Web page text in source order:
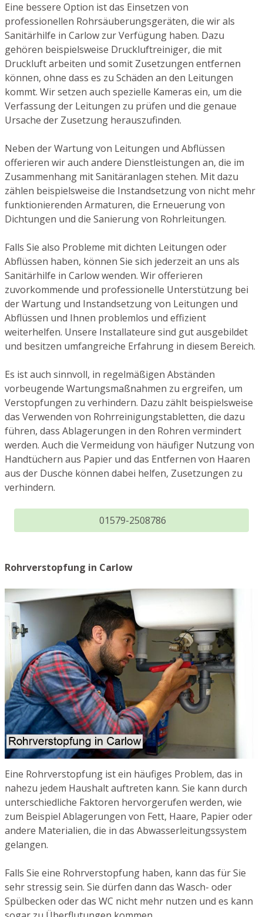
Eine bessere Option ist das Einsetzen von
professionellen Rohrsäuberungsgeräten, die wir als
Sanitärhilfe in Carlow zur Verfügung haben. Dazu
gehören beispielsweise Druckluftreiniger, die mit
Druckluft arbeiten und somit Zusetzungen entfernen
können, ohne dass es zu Schäden an den Leitungen
kommt. Wir setzen auch spezielle Kameras ein, um die
Verfassung der Leitungen zu prüfen und die genaue
Ursache der Zusetzung herauszufinden.
Neben der Wartung von Leitungen und Abflüssen
offerieren wir auch andere Dienstleistungen an, die im
Zusammenhang mit Sanitäranlagen stehen. Mit dazu
zählen beispielsweise die Instandsetzung von nicht mehr
funktionierenden Armaturen, die Erneuerung von
Dichtungen und die Sanierung von Rohrleitungen.
Falls Sie also Probleme mit dichten Leitungen oder
Abflüssen haben, können Sie sich jederzeit an uns als
Sanitärhilfe in Carlow wenden. Wir offerieren
zuvorkommende und professionelle Unterstützung bei
der Wartung und Instandsetzung von Leitungen und
Abflüssen und Ihnen problemlos und effizient
weiterhelfen. Unsere Installateure sind gut ausgebildet
und besitzen umfangreiche Erfahrung in diesem Bereich.
Es ist auch sinnvoll, in regelmäßigen Abständen
vorbeugende Wartungsmaßnahmen zu ergreifen, um
Verstopfungen zu verhindern. Dazu zählt beispielsweise
das Verwenden von Rohrreinigungstabletten, die dazu
führen, dass Ablagerungen in den Rohren vermindert
werden. Auch die Vermeidung von häufiger Nutzung von
Handtüchern aus Papier und das Entfernen von Haaren
aus der Dusche können dabei helfen, Zusetzungen zu
verhindern.
01579-2508786
Rohrverstopfung in Carlow
Eine Rohrverstopfung ist ein häufiges Problem, das in
nahezu jedem Haushalt auftreten kann. Sie kann durch
unterschiedliche Faktoren hervorgerufen werden, wie
zum Beispiel Ablagerungen von Fett, Haare, Papier oder
andere Materialien, die in das Abwasserleitungssystem
gelangen.
Falls Sie eine Rohrverstopfung haben, kann das für Sie
sehr stressig sein. Sie dürfen dann das Wasch- oder
Spülbecken oder das WC nicht mehr nutzen und es kann